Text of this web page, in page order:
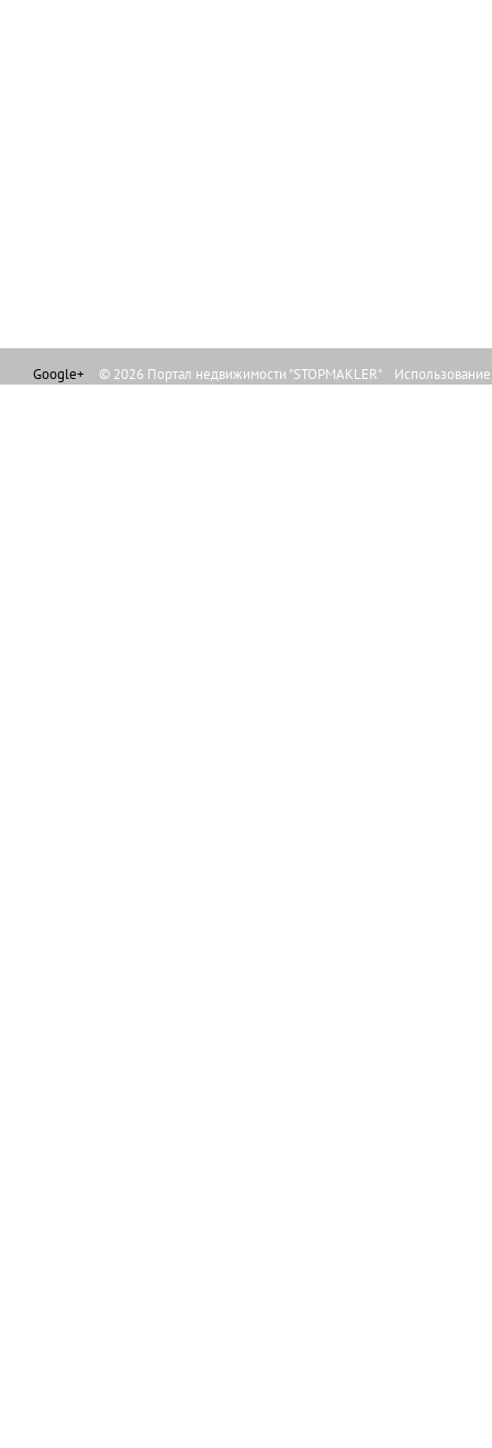
Google+ © 2026 Портал недвижимости "STOPMAKLER"